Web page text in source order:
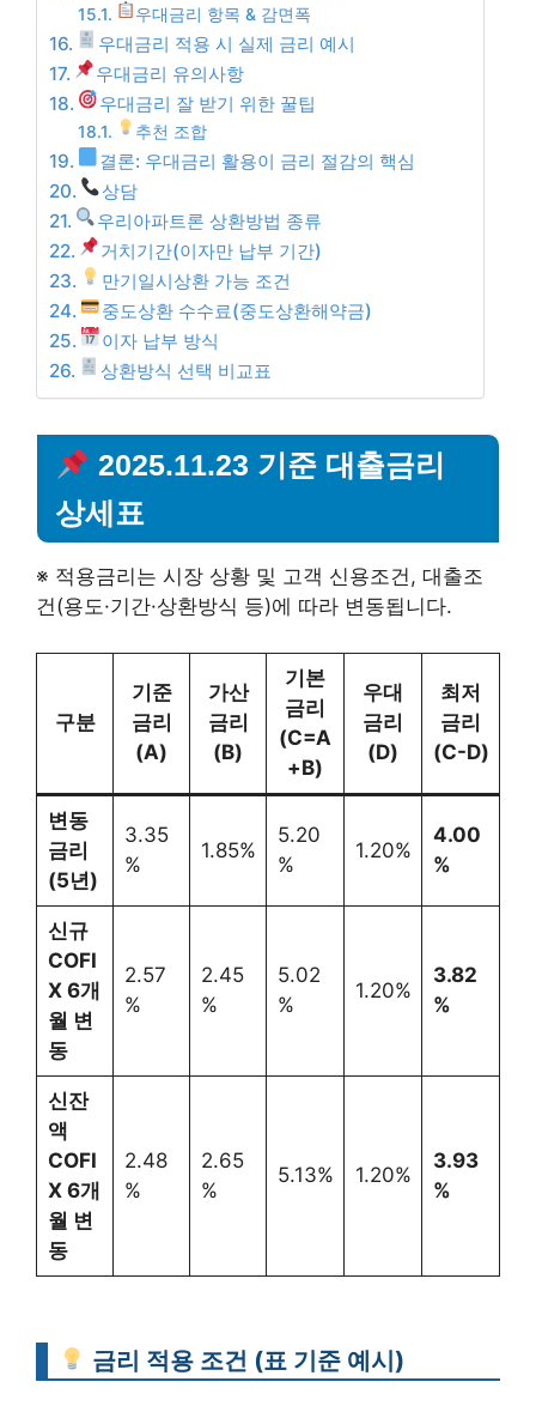
우대금리 항목 & 감면폭
우대금리 적용 시 실제 금리 예시
우대금리 유의사항
우대금리 잘 받기 위한 꿀팁
추천 조합
결론: 우대금리 활용이 금리 절감의 핵심
상담
우리아파트론 상환방법 종류
거치기간(이자만 납부 기간)
만기일시상환 가능 조건
중도상환 수수료(중도상환해약금)
이자 납부 방식
상환방식 선택 비교표
2025.11.23 기준 대출금리
상세표
※ 적용금리는 시장 상황 및 고객 신용조건, 대출조
건(용도·기간·상환방식 등)에 따라 변동됩니다.
구분
기준
금리
(A)
가산
금리
(B)
기본
금리
(C=A
+B)
우대
금리
(D)
최저
금리
(C-D)
변동
금리
(5년)
3.35
%
1.85%
5.20
%
1.20%
4.00
%
신규
COFI
X 6개
월 변
동
2.57
%
2.45
%
5.02
%
1.20%
3.82
%
신잔
액
COFI
X 6개
월 변
동
2.48
%
2.65
%
5.13% 1.20%
3.93
%
금리 적용 조건 (표 기준 예시)